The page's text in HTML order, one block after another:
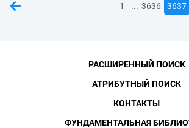
1 ... 3636 3637
РАСШИРЕННЫЙ ПОИСК
АТРИБУТНЫЙ ПОИСК
КОНТАКТЫ
ФУНДАМЕНТАЛЬНАЯ